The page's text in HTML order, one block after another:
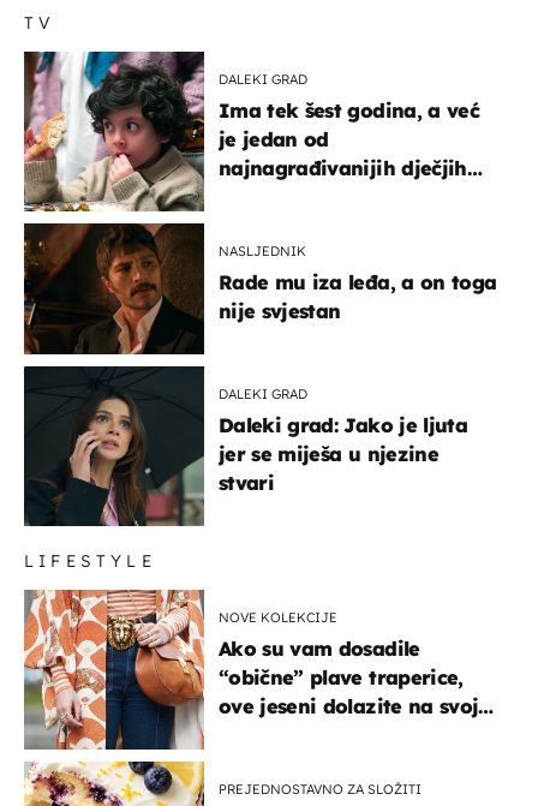
TV
DALEKI GRAD
Ima tek šest godina, a već
je jedan od
najnagrađivanijih dječjih
NASLJEDNIK
Rade mu iza leđa, a on toga
nije svjestan
DALEKI GRAD
Daleki grad: Jako je ljuta
jer se miješa u njezine
stvari
LIFESTYLE
NOVE KOLEKCIJE
Ako su vam dosadile
“obične” plave traperice,
ove jeseni dolazite na svoje
PREJEDNOSTAVNO ZA SLOŽITI